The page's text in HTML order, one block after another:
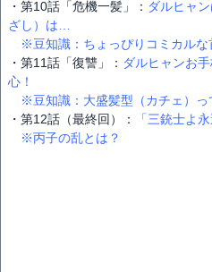
・第10話「危機一髪」： ダルヒャ
ざし）は…
※豆知識：ちょっぴりコミカルな
・第11話「復讐」： ダルヒャンお
心！
※豆知識：大盛髪型（カチェ）っ
・第12話（最終回）：
「三銃士よ
※丙子の乱とは？